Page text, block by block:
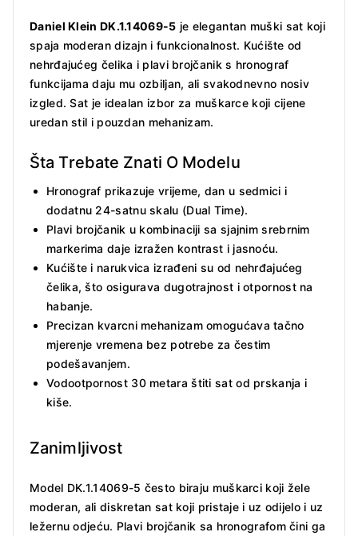
Daniel Klein DK.1.14069-5 je elegantan muški sat koji
spaja moderan dizajn i funkcionalnost. Kućište od
nehrđajućeg čelika i plavi brojčanik s hronograf
funkcijama daju mu ozbiljan, ali svakodnevno nosiv
izgled. Sat je idealan izbor za muškarce koji cijene
uredan stil i pouzdan mehanizam.
Šta Trebate Znati O Modelu
Hronograf prikazuje vrijeme, dan u sedmici i
dodatnu 24-satnu skalu (Dual Time).
Plavi brojčanik u kombinaciji sa sjajnim srebrnim
markerima daje izražen kontrast i jasnoću.
Kućište i narukvica izrađeni su od nehrđajućeg
čelika, što osigurava dugotrajnost i otpornost na
habanje.
Precizan kvarcni mehanizam omogućava tačno
mjerenje vremena bez potrebe za čestim
podešavanjem.
Vodootpornost 30 metara štiti sat od prskanja i
kiše.
Zanimljivost
Model DK.1.14069-5 često biraju muškarci koji žele
moderan, ali diskretan sat koji pristaje i uz odijelo i uz
ležernu odjeću. Plavi brojčanik sa hronografom čini ga